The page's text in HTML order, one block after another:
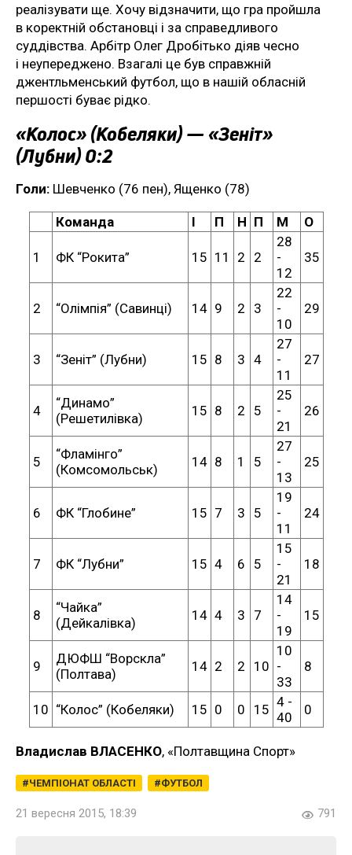
реалізувати ще. Хочу відзначити, що гра пройшла
в коректній обстановці і за справедливого
суддівства. Арбітр Олег Дробітько діяв чесно
і неупереджено. Взагалі це був справжній
джентльменський футбол, що в нашій обласній
першості буває рідко.
«Колос» (Кобеляки) — «Зеніт»
(Лубни) 0:2
Голи: Шевченко (76 пен), Ященко (78)
Команда І П Н П М О
1 ФК “Рокита” 15 11 2 2
28
-
12
35
2 “Олімпія” (Савинці) 14 9 2 3
22
-
10
29
3 “Зеніт” (Лубни) 15 8 3 4
27
-
11
27
4
“Динамо”
(Решетилівка)
15 8 2 5
25
-
21
26
5
“Фламінго”
(Комсомольськ)
14 8 1 5
27
-
13
25
6 ФК “Глобине” 15 7 3 5
19
-
11
24
7 ФК “Лубни” 15 4 6 5
15
-
21
18
8
“Чайка”
(Дейкалівка)
14 4 3 7
14
-
19
15
9
ДЮФШ “Ворскла”
(Полтава)
14 2 2 10
10
-
33
8
10 “Колос” (Кобеляки) 15 0 0 15 4 -
40
0
Владислав ВЛАСЕНКО, «Полтавщина Спорт»
ЧЕМПІОНАТ ОБЛАСТІ ФУТБОЛ
21 вересня 2015, 18:39 791